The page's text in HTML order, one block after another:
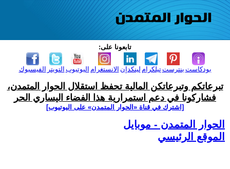
تابعونا على:
الفيسبوك التويتر اليوتيوب الانستغرام لينكدإن تيلكرامبنترست بودكاست
تبرعاتكم وتبرعاتكن المالية تحفظ استقلال الحوار المتمدن،
فشاركونا في دعم استمرارية هذا الفضاء اليساري الحر
[اشترك في قناة ‫«الحوار المتمدن» على اليوتيوب]
الحوار المتمدن - موبايل
الموقع الرئيسي